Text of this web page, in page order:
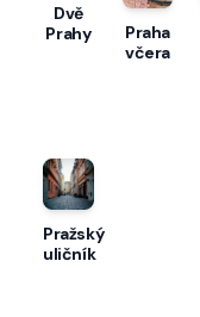
Dvě
Prahy
Praha
včera
Pražský
uličník